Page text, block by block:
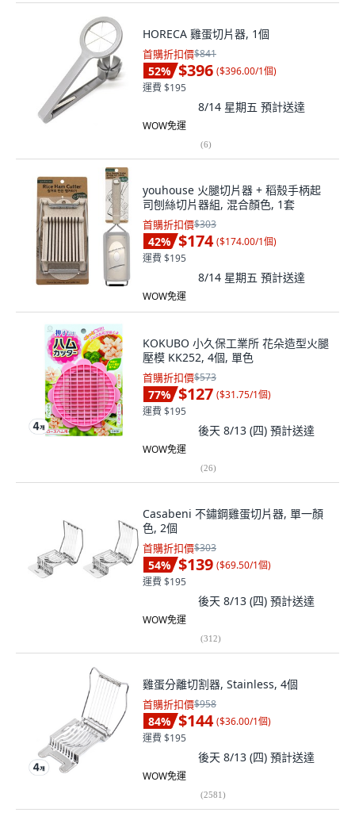
HORECA 雞蛋切片器, 1個
首購折扣價$841
52% $396 ($396.00/1個)
運費 $195
8/14 星期五 預計送達
WOW免運
(6)
youhouse 火腿切片器 + 稻殼手柄起
司刨絲切片器組, 混合顏色, 1套
首購折扣價$303
42% $174 ($174.00/1個)
運費 $195
8/14 星期五 預計送達
WOW免運
KOKUBO 小久保工業所 花朵造型火腿
壓模 KK252, 4個, 單色
首購折扣價$573
77% $127 ($31.75/1個)
運費 $195
後天 8/13 (四) 預計送達
WOW免運
(26)
Casabeni 不鏽鋼雞蛋切片器, 單一顏
色, 2個
首購折扣價$303
54% $139 ($69.50/1個)
運費 $195
後天 8/13 (四) 預計送達
WOW免運
(312)
雞蛋分離切割器, Stainless, 4個
首購折扣價$958
84% $144 ($36.00/1個)
運費 $195
後天 8/13 (四) 預計送達
WOW免運
(2581)